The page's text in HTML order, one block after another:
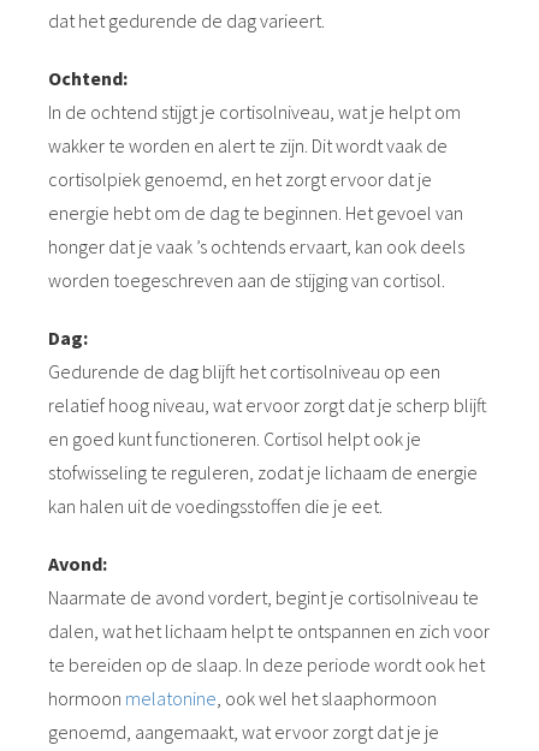
dat het gedurende de dag varieert.
Ochtend:
In de ochtend stijgt je cortisolniveau, wat je helpt om
wakker te worden en alert te zijn. Dit wordt vaak de
cortisolpiek genoemd, en het zorgt ervoor dat je
energie hebt om de dag te beginnen. Het gevoel van
honger dat je vaak ’s ochtends ervaart, kan ook deels
worden toegeschreven aan de stijging van cortisol.
Dag:
Gedurende de dag blijft het cortisolniveau op een
relatief hoog niveau, wat ervoor zorgt dat je scherp blijft
en goed kunt functioneren. Cortisol helpt ook je
stofwisseling te reguleren, zodat je lichaam de energie
kan halen uit de voedingsstoffen die je eet.
Avond:
Naarmate de avond vordert, begint je cortisolniveau te
dalen, wat het lichaam helpt te ontspannen en zich voor
te bereiden op de slaap. In deze periode wordt ook het
hormoon melatonine , ook wel het slaaphormoon
genoemd, aangemaakt, wat ervoor zorgt dat je je